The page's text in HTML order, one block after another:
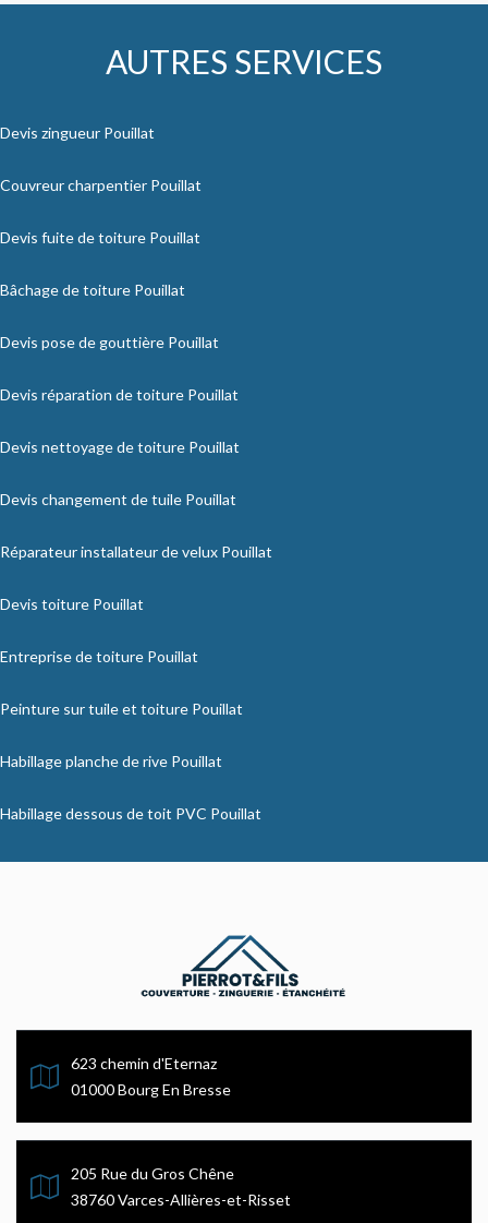
AUTRES SERVICES
Devis zingueur Pouillat
Couvreur charpentier Pouillat
Devis fuite de toiture Pouillat
Bâchage de toiture Pouillat
Devis pose de gouttière Pouillat
Devis réparation de toiture Pouillat
Devis nettoyage de toiture Pouillat
Devis changement de tuile Pouillat
Réparateur installateur de velux Pouillat
Devis toiture Pouillat
Entreprise de toiture Pouillat
Peinture sur tuile et toiture Pouillat
Habillage planche de rive Pouillat
Habillage dessous de toit PVC Pouillat
623 chemin d'Eternaz
01000 Bourg En Bresse
205 Rue du Gros Chêne
38760 Varces-Allières-et-Risset